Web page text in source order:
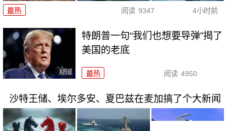
最热 阅读 9347 4小时前
特朗普一句“我们也想要导弹”揭了
美国的老底
最热 阅读 4950
沙特王储、埃尔多安、夏巴兹在麦加搞了个大新闻